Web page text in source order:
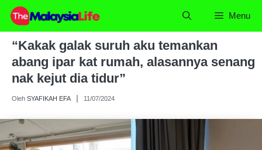
Skip
content
Menu
“Kakak galak suruh aku temankan
abang ipar kat rumah, alasannya senang
nak kejut dia tidur”
Oleh SYAFIKAH EFA 11/07/2024